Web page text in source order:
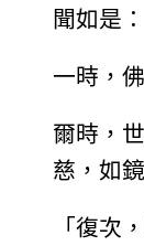
聞如是：
一時，
爾時，
慈，如
「復次